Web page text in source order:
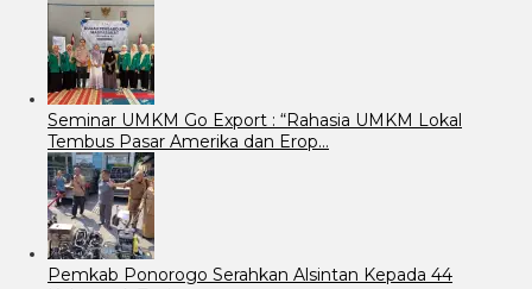
Seminar UMKM Go Export : “Rahasia UMKM Lokal
Tembus Pasar Amerika dan Erop…
Pemkab Ponorogo Serahkan Alsintan Kepada 44